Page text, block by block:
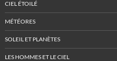
CIEL ÉTOILÉ
MÉTÉORES
SOLEIL ET PLANÈTES
LES HOMMES ET LE CIEL